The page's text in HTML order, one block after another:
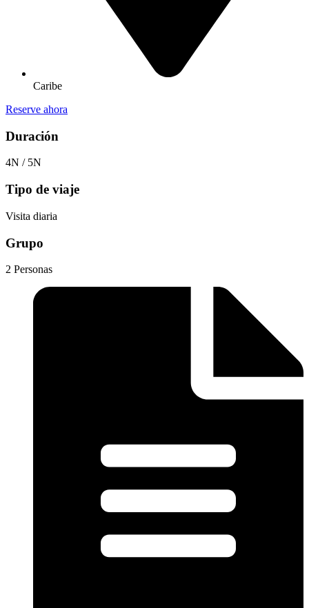
Caribe
Reserve ahora
Duración
4N / 5N
Tipo de viaje
Visita diaria
Grupo
2 Personas